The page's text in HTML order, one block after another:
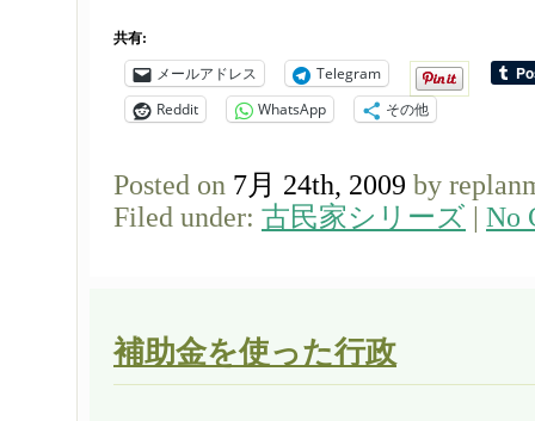
共有:
メールアドレス
Telegram
Reddit
WhatsApp その他
Posted on 7月 24th, 2009 by
Filed under: 古民家シリーズ No
補助金を使った行政